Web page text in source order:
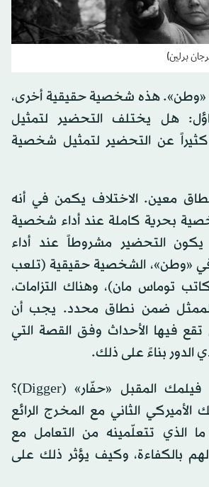
برلين)
«وطن». هذه شخصية حقيقية أخرى،
هل يختلف التحضير لتمثيل
عن التحضير لتمثيل شخصية
معين. الاختلاف يكمن في أنه
بحرية كاملة عند أداء شخصية
التحضير مشروطاً عند أداء
«وطن»، الشخصية حقيقية (تلعب
توماس مان)، وهناك التزامات،
ضمن نطاق محدد. يجب أن
تقع فيها الأحداث وفق القصة التي
الدور بناءً على ذلك.
* أخيراً، ماذا عن فيلمك المقبل «حفّار» (Digger)؟
الثاني مع المخرج الرائع
ما الذي تتعلّمينه من التعامل مع
بالكفاءة، وكيف يؤثر ذلك على